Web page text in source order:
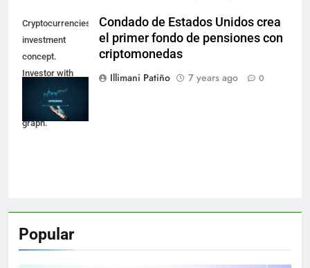
Cryptocurrencies
investment
concept.
Investor with
digital tablet and
virtual tradeview
graph.
Condado de Estados Unidos crea
el primer fondo de pensiones con
criptomonedas
Illimani Patiño
7 years ago 0
Popular